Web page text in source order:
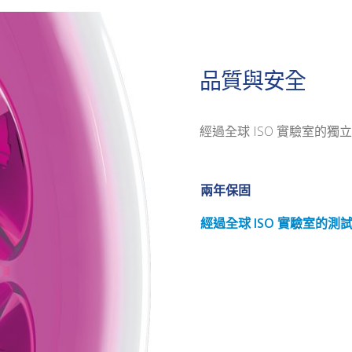
品質與安全
經過全球 ISO 實驗室的獨
兩年保固
經過全球 ISO 實驗室的測試